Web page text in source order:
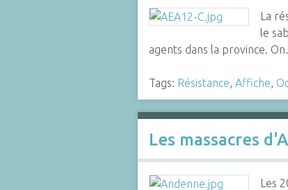
La
le
agents dans la province.
Tags: Résistance, Affiche,
Les massacres
Les